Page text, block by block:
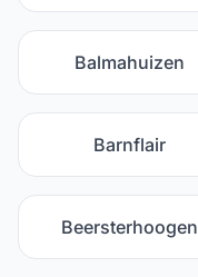
Balmahuizen
Barnflair
Beersterhoogen